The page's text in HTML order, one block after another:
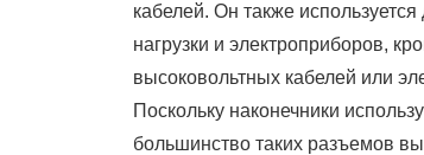
кабелей. Он также
нагрузки и электроприборов,
высоковольтных кабелей или
Поскольку наконечники
большинство таких разъемов